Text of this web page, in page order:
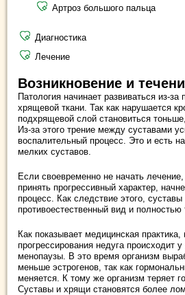
Артроз большого пальца
Диагностика
Лечение
Возникновение и
Патология начинает развиваться из-за
хрящевой ткани. Так как нарушается
подхрящевой слой становиться
Из-за этого трение между суставами
воспалительный процесс. Это и есть
мелких суставов.
Если своевременно не начать
принять прогрессивный характер,
процесс. Как следствие этого,
противоестественный вид и
Как показывает медицинская
прогрессирования недуга происходит
менопаузы. В это время организм
меньше эстрогенов, так как
меняется. К тому же организм теряет
Суставы и хрящи становятся более